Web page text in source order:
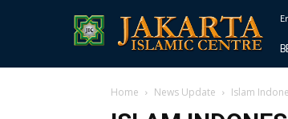
Home News Update Islam